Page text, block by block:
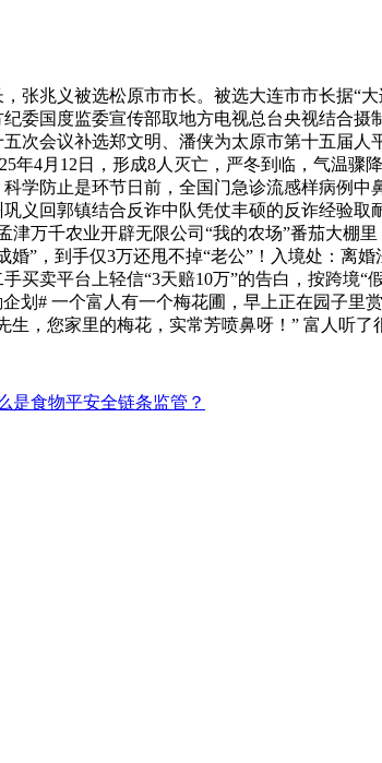
兆义被选松原市市长。被选大连市市长据“
委国度监委宣传部取地方电视总台央视结合
次会议补选郑文明、潘侠为太原市第十五届
年4月12日，形成8人灭亡，严冬到临，气温
学防止是环节日前，全国门急诊流感样病例
义回郭镇结合反诈中队凭仗丰硕的反诈经验
万千农业开辟无限公司“我的农场”番茄大棚
”，到手仅3万还甩不掉“老公”！入境处：离
买卖平台上轻信“3天赔10万”的告白，按跨境
划#​ 一个富人有一个梅花圃，早上正在园子
，您家里的梅花，实常芳喷鼻呀！” 富人听
是食物平安全链条监管？